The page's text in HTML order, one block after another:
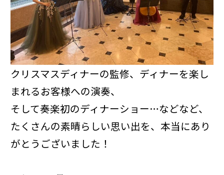
クリスマスディナーの監修、ディナーを楽し
まれるお客様への演奏、
そして奏楽初のディナーショー…などなど、
たくさんの素晴らしい思い出を、本当にあり
がとうございました！